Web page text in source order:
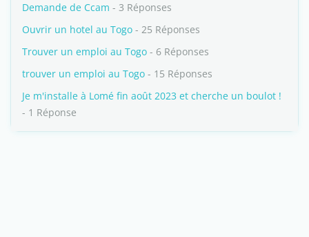
Demande de Ccam - 3 Réponses
Ouvrir un hotel au Togo - 25 Réponses
Trouver un emploi au Togo - 6 Réponses
trouver un emploi au Togo - 15 Réponses
Je m'installe à Lomé fin août 2023 et cherche un boulot !
- 1 Réponse